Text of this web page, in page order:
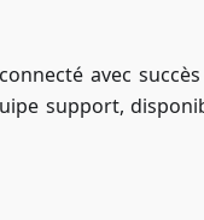
avec
support,